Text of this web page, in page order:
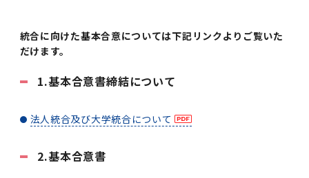
統合に向けた基本合意については下記リンクよりご覧いた
だけます。
1.基本合意書締結について
法人統合及び大学統合について
2.基本合意書